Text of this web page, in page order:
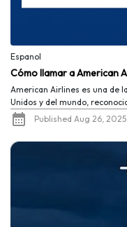
Espanol
Cómo llamar a American
American Airlines es una de
Unidos y del mundo,
Published Aug 26, 2025